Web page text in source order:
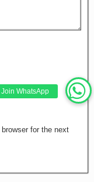
Join WhatsApp
for the next